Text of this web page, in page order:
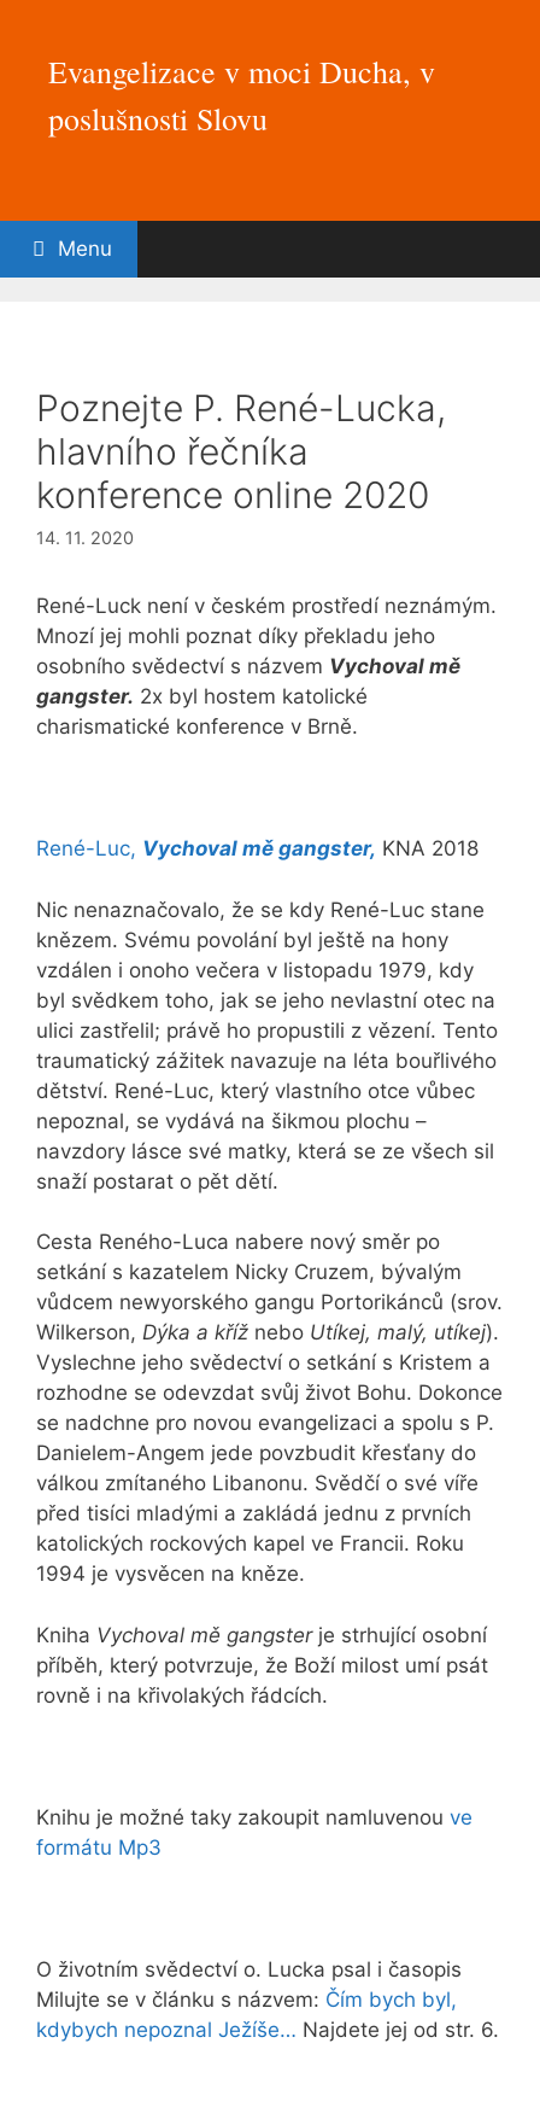
obsahEvangelizace v moci Ducha, v
poslušnosti Slovu
Menu
Poznejte P. René-Lucka,
hlavního řečníka
konference online 2020
14. 11. 2020
René-Luck není v českém prostředí neznámým.
Mnozí jej mohli poznat díky překladu jeho
osobního svědectví s názvem Vychoval mě
gangster. 2x byl hostem katolické
charismatické konference v Brně.
René-Luc, Vychoval mě gangster, KNA 2018
Nic nenaznačovalo, že se kdy René-Luc stane
knězem. Svému povolání byl ještě na hony
vzdálen i onoho večera v listopadu 1979, kdy
byl svědkem toho, jak se jeho nevlastní otec na
ulici zastřelil; právě ho propustili z vězení. Tento
traumatický zážitek navazuje na léta bouřlivého
dětství. René-Luc, který vlastního otce vůbec
nepoznal, se vydává na šikmou plochu –
navzdory lásce své matky, která se ze všech sil
snaží postarat o pět dětí.
Cesta Reného-Luca nabere nový směr po
setkání s kazatelem Nicky Cruzem, bývalým
vůdcem newyorského gangu Portorikánců (srov.
Wilkerson, Dýka a kříž nebo Utíkej, malý, utíkej).
Vyslechne jeho svědectví o setkání s Kristem a
rozhodne se odevzdat svůj život Bohu. Dokonce
se nadchne pro novou evangelizaci a spolu s P.
Danielem-Angem jede povzbudit křesťany do
válkou zmítaného Libanonu. Svědčí o své víře
před tisíci mladými a zakládá jednu z prvních
katolických rockových kapel ve Francii. Roku
1994 je vysvěcen na kněze.
Kniha Vychoval mě gangster je strhující osobní
příběh, který potvrzuje, že Boží milost umí psát
rovně i na křivolakých řádcích.
Knihu je možné taky zakoupit namluvenou ve
formátu Mp3
O životním svědectví o. Lucka psal i časopis
Milujte se v článku s názvem: Čím bych byl,
kdybych nepoznal Ježíše… Najdete jej od str. 6.